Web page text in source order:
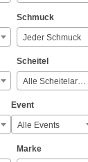
Schmuck
Jeder Schmuck
Scheitel
Alle Scheitelarten
Event
Alle Events
Marke